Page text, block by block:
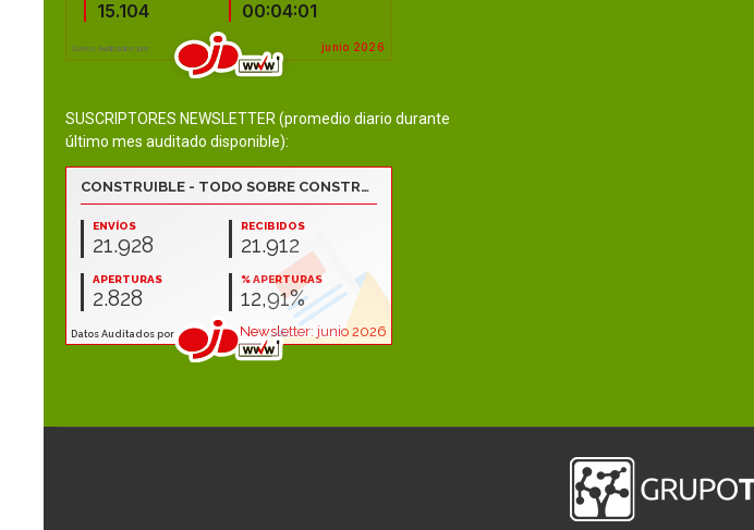
SUSCRIPTORES NEWSLETTER (promedio diario durante
último mes auditado disponible):